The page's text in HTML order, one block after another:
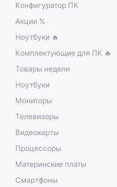
Конфигуратор ПК
Акции %
Ноутбуки 🔥
Комплектующие для ПК 🔥
Товары недели
Ноутбуки
Мониторы
Телевизоры
Видеокарты
Процессоры
Материнские платы
Смартфоны